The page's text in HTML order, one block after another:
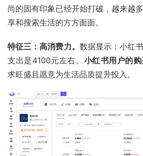
尚的固有印象已经开始打破，越来越
享和搜索生活的方方面面。
特征三：高消费力。 数据显示：小红
支出是4100元左右。 小红书用户的
求旺盛且愿意为生活品质提升投入。